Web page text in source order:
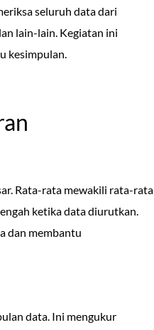
seluruh data dari
lain-lain. Kegiatan ini
kesimpulan.
Rata-rata mewakili rata-rata
ketika data diurutkan.
dan membantu
data. Ini mengukur